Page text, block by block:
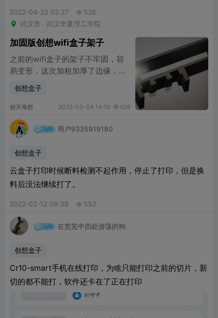
2022-04-22 03:27  526
 武汉市 · 武汉华夏理工学院
加固版创想wifi盒子架子
之前的wifi盒子的架子不牢固，容
易变形，这次加粗加厚了边缘，终
的欣赏。
创想盒子
创天海想 2022-03-04 14:10  626
用户9335919180
创想盒子
云盒子打印时候断料检测不起作用，停止了打印，但是换
料后没法继续打了。
2022-02-12 09:39  552
在荒芜中四处游荡的狗
创想盒子
Cr10-smart手机在线打印，为啥只能打印之前的切片，新
切的都不能打，软件还卡在了正在打印